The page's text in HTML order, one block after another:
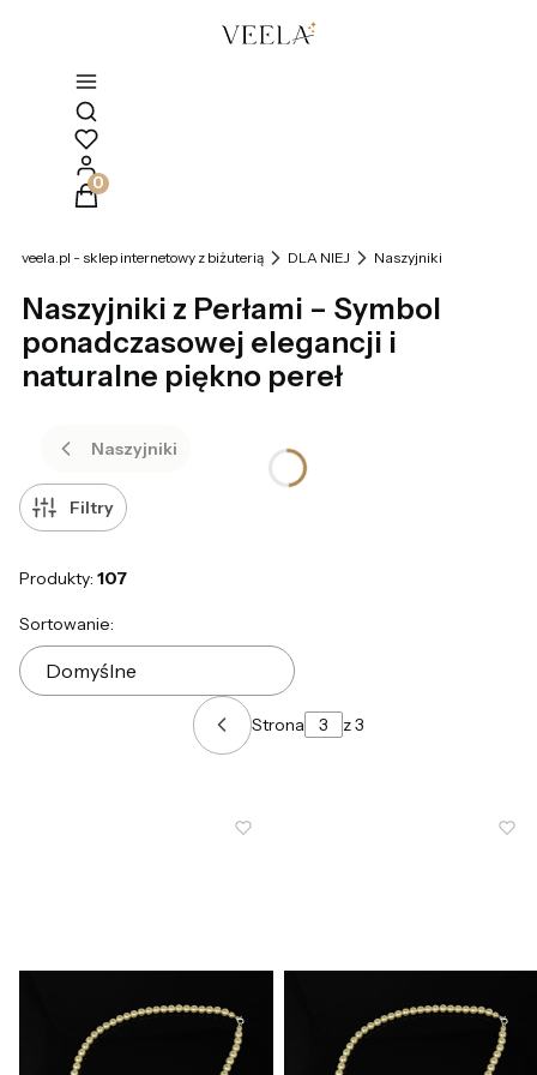
Otwórz wyszukiwarkę
Produkty w koszyku: 0. Zobacz szczegóły
veela.pl - sklep internetowy z biżuterią DLA NIEJ Naszyjniki
Naszyjniki z Perłami – Symbol
ponadczasowej elegancji i
naturalne piękno pereł
Naszyjniki
Filtry
Produkty: 107
Lista produktów
Sortowanie:
Domyślne
Poprzednie produkty
Strona z 3